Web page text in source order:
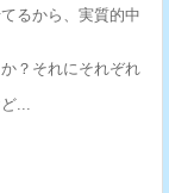
るから、実質的中
？それにそれぞれ
...